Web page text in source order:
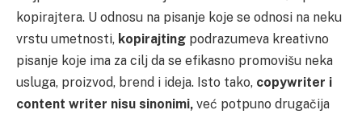
kopirajtera. U odnosu na pisanje koje se odnosi na neku
vrstu umetnosti, kopirajting podrazumeva kreativno
pisanje koje ima za cilj da se efikasno promovišu neka
usluga, proizvod, brend i ideja. Isto tako, copywriter i
content writer nisu sinonimi, već potpuno drugačija